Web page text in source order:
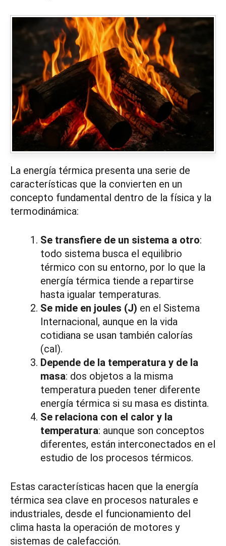
La energía térmica presenta una serie de
características que la convierten en un
concepto fundamental dentro de la física y la
termodinámica:
Se transfiere de un sistema a otro:
todo sistema busca el equilibrio
térmico con su entorno, por lo que la
energía térmica tiende a repartirse
hasta igualar temperaturas.
Se mide en joules (J) en el Sistema
Internacional, aunque en la vida
cotidiana se usan también calorías
(cal).
Depende de la temperatura y de la
masa: dos objetos a la misma
temperatura pueden tener diferente
energía térmica si su masa es distinta.
Se relaciona con el calor y la
temperatura: aunque son conceptos
diferentes, están interconectados en el
estudio de los procesos térmicos.
Estas características hacen que la energía
térmica sea clave en procesos naturales e
industriales, desde el funcionamiento del
clima hasta la operación de motores y
sistemas de calefacción.